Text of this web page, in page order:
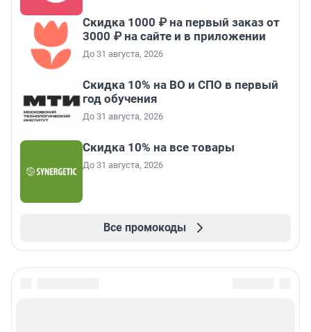
Скидка 1000 ₽ на первый заказ от
3000 ₽ на сайте и в приложении
До 31 августа, 2026
Скидка 10% на ВО и СПО в первый
год обучения
До 31 августа, 2026
Скидка 10% на все товары
До 31 августа, 2026
Все промокоды